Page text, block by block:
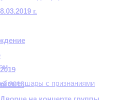
шары с признаниями
г.
2018